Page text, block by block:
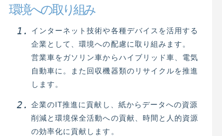
環境への取り組み
インターネット技術や各種デバイスを活用する
企業として、環境への配慮に取り組みます。
営業車をガソリン車からハイブリッド車、電気
自動車に。また回収機器類のリサイクルを推進
します。
企業のIT推進に貢献し、紙からデータへの資源
削減と環境保全活動への貢献、時間と人的資源
の効率化に貢献します。